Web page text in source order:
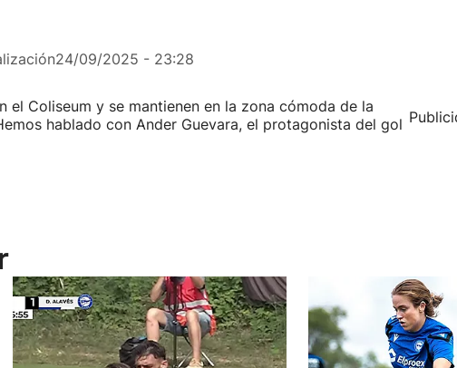
24/09/2025 - 23:28
el Coliseum y se mantienen en la zona cómoda de la
hablado con Ander Guevara, el protagonista del gol